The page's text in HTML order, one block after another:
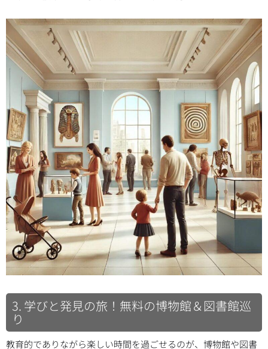
3. 学びと発見の旅！無料の博物館＆図書館巡
り
教育的でありながら楽しい時間を過ごせるのが、博物館や図書